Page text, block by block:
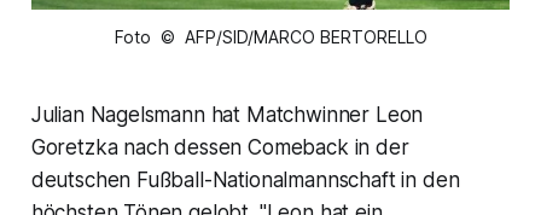
Foto © AFP/SID/MARCO BERTORELLO
Julian Nagelsmann hat Matchwinner Leon
Goretzka nach dessen Comeback in der
deutschen Fußball-Nationalmannschaft in den